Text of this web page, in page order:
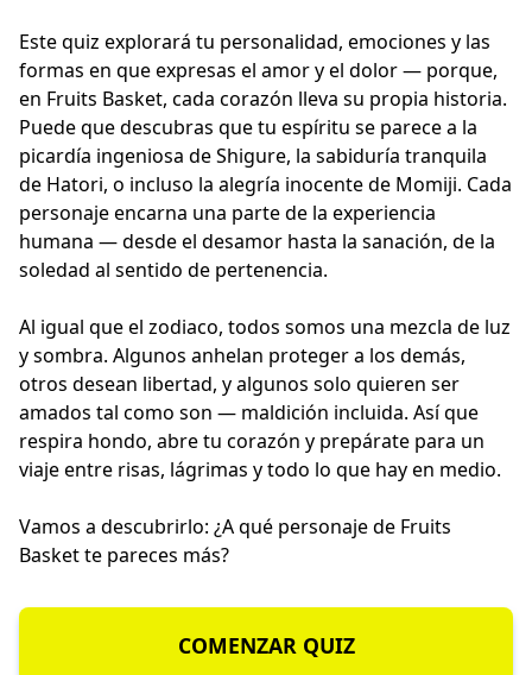
Este quiz explorará tu personalidad, emociones y las
formas en que expresas el amor y el dolor — porque,
en Fruits Basket, cada corazón lleva su propia historia.
Puede que descubras que tu espíritu se parece a la
picardía ingeniosa de Shigure, la sabiduría tranquila
de Hatori, o incluso la alegría inocente de Momiji. Cada
personaje encarna una parte de la experiencia
humana — desde el desamor hasta la sanación, de la
soledad al sentido de pertenencia.
Al igual que el zodiaco, todos somos una mezcla de luz
y sombra. Algunos anhelan proteger a los demás,
otros desean libertad, y algunos solo quieren ser
amados tal como son — maldición incluida. Así que
respira hondo, abre tu corazón y prepárate para un
viaje entre risas, lágrimas y todo lo que hay en medio.
Vamos a descubrirlo: ¿A qué personaje de Fruits
Basket te pareces más?
COMENZAR QUIZ